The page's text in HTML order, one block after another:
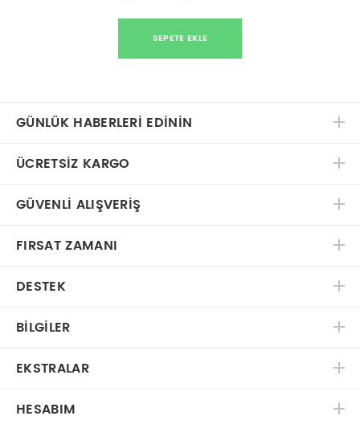
SEPETE EKLE
GÜNLÜK HABERLERİ EDİNİN
ÜCRETSIZ KARGO
GÜVENLI ALIŞVERIŞ
FIRSAT ZAMANI
DESTEK
BILGILER
EKSTRALAR
HESABIM